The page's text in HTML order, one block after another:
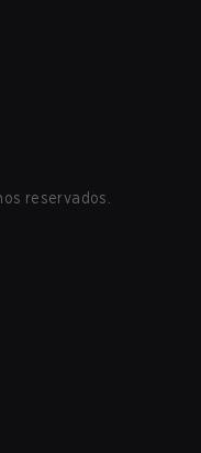
reservados.